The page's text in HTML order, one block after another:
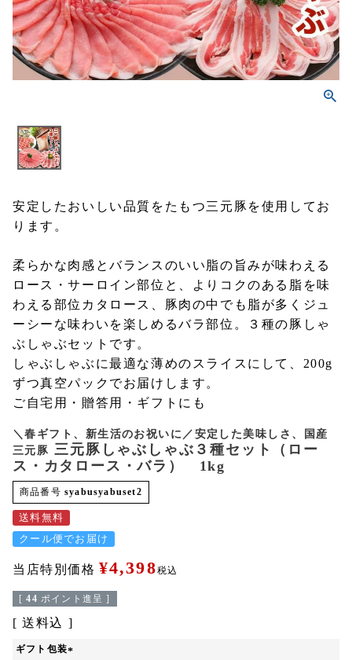
安定したおいしい品質をたもつ三元豚を使用してお
ります。
柔らかな肉感とバランスのいい脂の旨みが味わえる
ロース・サーロイン部位と、よりコクのある脂を味
わえる部位カタロース、豚肉の中でも脂が多くジュ
ーシーな味わいを楽しめるバラ部位。３種の豚しゃ
ぶしゃぶセットです。
しゃぶしゃぶに最適な薄めのスライスにして、200g
ずつ真空パックでお届けします。
ご自宅用・贈答用・ギフトにも
＼春ギフト、新生活のお祝いに／安定した美味しさ、国産
三元豚 三元豚しゃぶしゃぶ３種セット（ロー
ス・カタロース・バラ） 1kg
商品番号 syabusyabuset2
送料無料
クール便でお届け
当店特別価格 ¥4,398税込
[ 44 ポイント進呈 ]
送料込
ギフト包装